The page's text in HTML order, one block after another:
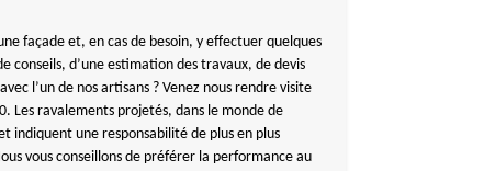
façade et, en cas de besoin, y effectuer quelques
conseils, d’une estimation des travaux, de devis
l’un de nos artisans ? Venez nous rendre visite
Les ravalements projetés, dans le monde de
indiquent une responsabilité de plus en plus
vous conseillons de préférer la performance au